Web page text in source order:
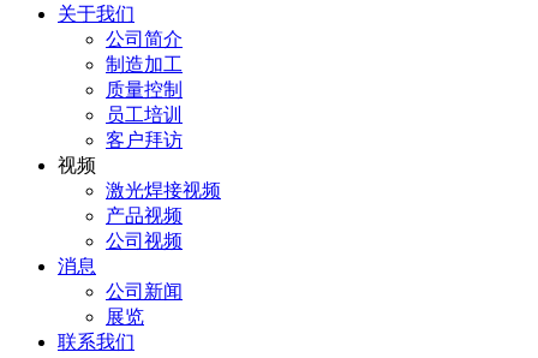
关于我们
公司简介
制造加工
质量控制
员工培训
客户拜访
视频
激光焊接视频
产品视频
公司视频
消息
公司新闻
展览
联系我们